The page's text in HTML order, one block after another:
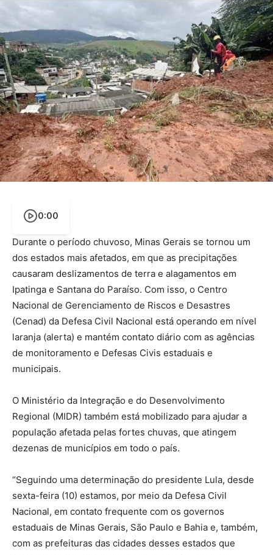
0:00
Durante o período chuvoso, Minas Gerais se tornou um
dos estados mais afetados, em que as precipitações
causaram deslizamentos de terra e alagamentos em
Ipatinga e Santana do Paraíso. Com isso, o Centro
Nacional de Gerenciamento de Riscos e Desastres
(Cenad) da Defesa Civil Nacional está operando em nível
laranja (alerta) e mantém contato diário com as agências
de monitoramento e Defesas Civis estaduais e
municipais.
O Ministério da Integração e do Desenvolvimento
Regional (MIDR) também está mobilizado para ajudar a
população afetada pelas fortes chuvas, que atingem
dezenas de municípios em todo o país.
“Seguindo uma determinação do presidente Lula, desde
sexta-feira (10) estamos, por meio da Defesa Civil
Nacional, em contato frequente com os governos
estaduais de Minas Gerais, São Paulo e Bahia e, também,
com as prefeituras das cidades desses estados que